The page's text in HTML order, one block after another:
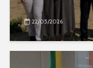
22/05/2026